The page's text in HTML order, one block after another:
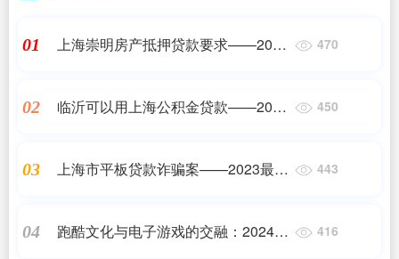
01
上海崇明房产抵押贷款要求——2023
470
02
临沂可以用上海公积金贷款——2023
450
03
上海市平板贷款诈骗案——2023最新
443
04
跑酷文化与电子游戏的交融：2024年
416